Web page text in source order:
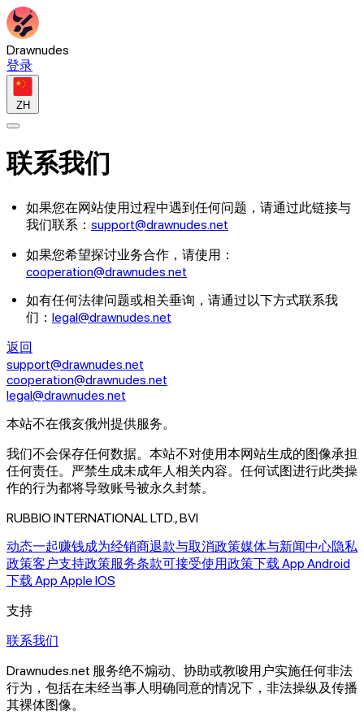
Drawnudes
登录
ZH
联系我们
如果您在网站使用过程中遇到任何问题，请通过此链接与
我们联系： support@drawnudes.net
如果您希望探讨业务合作，请使用：
cooperation@drawnudes.net
如有任何法律问题或相关垂询，请通过以下方式联系我
们： legal@drawnudes.net
返回
support@drawnudes.net
cooperation@drawnudes.net
legal@drawnudes.net
本站不在俄亥俄州提供服务。
我们不会保存任何数据。 本站不对使用本网站生成的图像承担
任何责任。 严禁生成未成年人相关内容。任何试图进行此类操
作的行为都将导致账号被永久封禁。
RUBBIO INTERNATIONAL LTD., BVI
动态一起赚钱成为经销商退款与取消政策媒体与新闻中心隐私
政策客户支持政策服务条款可接受使用政策下载 App Android
下载 App Apple IOS
支持
联系我们
Drawnudes.net 服务绝不煽动、协助或教唆用户实施任何非法
行为，包括在未经当事人明确同意的情况下，非法操纵及传播
其裸体图像。